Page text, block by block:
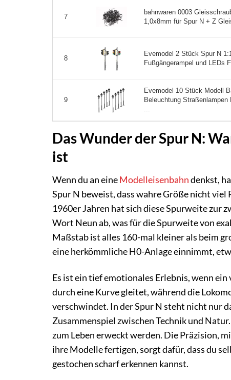
7
bahnwaren 0003
1,0x8mm für Spur N + Z
8
Evemodel 2 Stück Spur N
Fußgängerampel und LEDs
9
Evemodel 10 Stück Modell
Beleuchtung Straßenlampen
Das Wunder der Spur N:
ist
Wenn du an eineModelleisenbahndenkst,
Spur N beweist, dass wahre Größe nicht
1960er Jahren hat sich diese Spurweite
Wort Neun ab, was für die Spurweite von
Maßstab ist alles 160-mal kleiner als beim
eine herkömmliche H0-Anlage einnimmt,
Es ist ein tief emotionales Erlebnis, wenn
durch eine Kurve gleitet, während die
verschwindet. In der Spur N steht nicht nur
Zusammenspiel zwischen Technik und
zum Leben erweckt werden. Die Präzision,
ihre Modelle fertigen, sorgt dafür, dass du
gestochen scharf erkennen kannst.